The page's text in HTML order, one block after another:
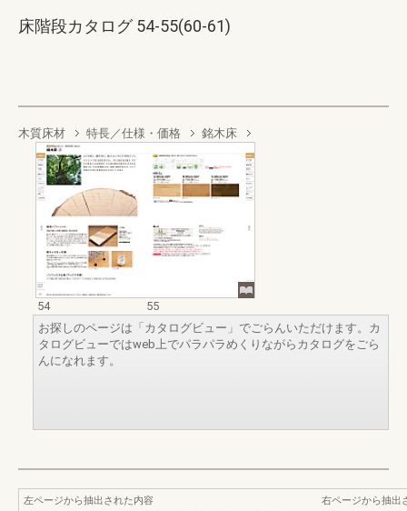
床階段カタログ 54-55(60-61)
木質床材 特長／仕様・価格 銘木床
54
55
お探しのページは「カタログビュー」でごらんいただけます。カ
タログビューではweb上でパラパラめくりながらカタログをごら
んになれます。
左ページから抽出された内容
右ページから抽出